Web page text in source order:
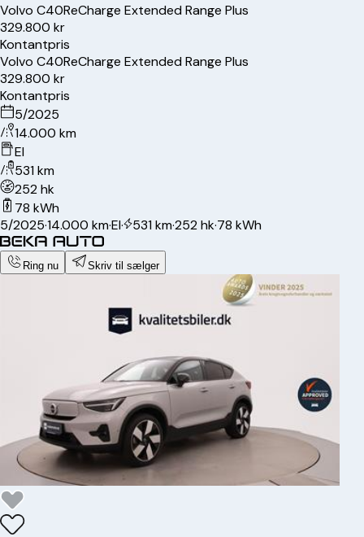
Volvo C40ReCharge Extended Range Plus
329.800 kr
Kontantpris
Volvo C40ReCharge Extended Range Plus
329.800 kr
Kontantpris
5/2025
14.000 km
El
531 km
252 hk
78 kWh
5/2025·14.000 km·El· 531 km·252 hk·78 kWh
Ring nu Skriv til sælger